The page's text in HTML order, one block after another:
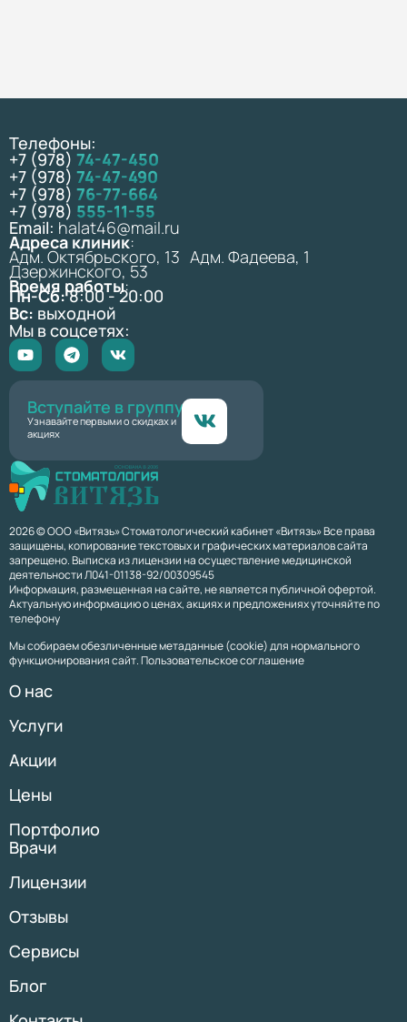
2026 © ООО «Витязь» Стоматологический кабинет «Витязь» Все права
защищены, копирование текстовых и графических материалов сайта
запрещено. Выписка из лицензии на осуществление медицинской
деятельности Л041-01138-92/00309545
Информация, размещенная на сайте, не является публичной офертой.
Актуальную информацию о ценах, акциях и предложениях уточняйте по
телефону
Мы собираем обезличенные метаданные (cookie) для нормального
функционирования сайт. Пользовательское соглашение
О нас
Услуги
Акции
Цены
Портфолио
Врачи
Лицензии
Отзывы
Сервисы
Блог
Телефоны:
+7 (978) 74-47-450
+7 (978) 74-47-490
+7 (978) 76-77-664
+7 (978) 555-11-55
Email: halat46@mail.ru
Адреса клиник:
Адм. Октябрьского, 13 Адм. Фадеева, 1
Дзержинского, 53
Время работы:
Пн-Сб:8:00 - 20:00
Вс: выходной
Мы в соцсетях:
Вступайте в группу
Узнавайте первыми о скидках и
акциях